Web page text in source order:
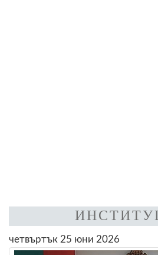
четвъртък 25 юни 2026